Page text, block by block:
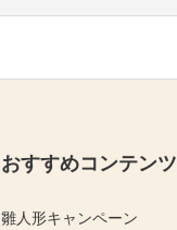
おすすめコンテンツ
雛人形キャンペーン